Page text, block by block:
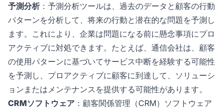
予測分析：予測分析ツールは、過去のデータと顧客の行動
パターンを分析して、将来の行動と潜在的な問題を予測し
ます。これにより、企業は問題になる前に懸念事項にプロ
アクティブに対処できます。たとえば、通信会社は、顧客
の使用パターンに基づいてサービス中断を経験する可能性
を予測し、プロアクティブに顧客に到達して、ソリューシ
ョンまたはメンテナンスを提供する可能性があります。
CRMソフトウェア ：顧客関係管理（CRM）ソフトウェア